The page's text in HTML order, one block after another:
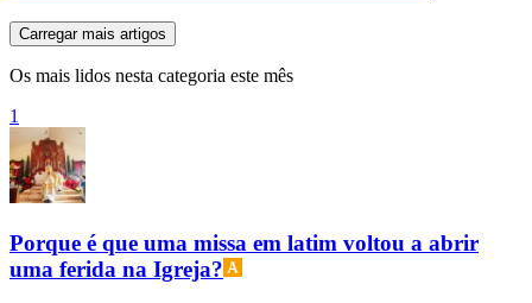
Carregar mais artigos
Os mais lidos nesta categoria este mês
1
Porque é que uma missa em latim voltou a abrir
uma ferida na Igreja?